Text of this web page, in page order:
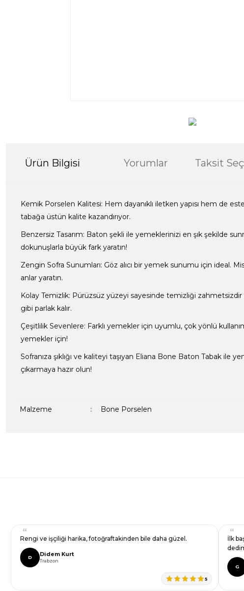
Ürün Bilgisi Yorumlar Taksit
Kemik Porselen Kalitesi: Hem dayanıklı iletken yapısı hem de
tabağa üstün kalite kazandırıyor.
Benzersiz Tasarım: Baton şekli ile yemeklerinizi en şık şekilde
dokunuşlarla büyük fark yaratın!
Zengin Sofra Sunumları: Göz alıcı bir yemek sunumu için ideal.
anlar yaratın.
Kolay Temizlik: Pürüzsüz yüzeyi sayesinde temizliği zahmetsizdir
gibi parlak kalır.
Çeşitlilik Sevenlere: Farklı yemekler için uyumlu, çok yönlü
yemekler için!
Sofranıza şıklığı ve kaliteyi taşıyan Eliana Bone Baton Tabak ile
çıkarmaya hazır olun!
Malzeme : Bone Porselen
Bu ürüne benzer farklı alternatifler olmalı.
Rengi ve işçiliği harika, fotoğraftakinden bile daha güzel.
D Didem Kurt
Trabzon
5
İlk
G